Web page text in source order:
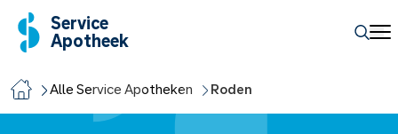
Service
Apotheek
Alle Service Apotheken Roden